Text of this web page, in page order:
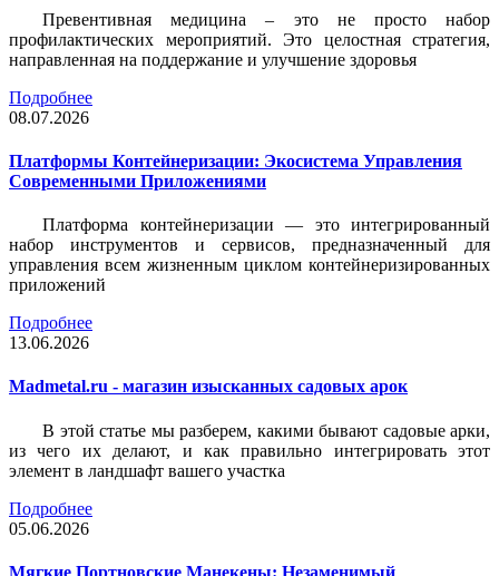
Превентивная медицина – это не просто набор
профилактических мероприятий. Это целостная стратегия,
направленная на поддержание и улучшение здоровья
Подробнее
08.07.2026
Платформы Контейнеризации: Экосистема Управления
Современными Приложениями
Платформа контейнеризации — это интегрированный
набор инструментов и сервисов, предназначенный для
управления всем жизненным циклом контейнеризированных
приложений
Подробнее
13.06.2026
Madmetal.ru - магазин изысканных садовых арок
В этой статье мы разберем, какими бывают садовые арки,
из чего их делают, и как правильно интегрировать этот
элемент в ландшафт вашего участка
Подробнее
05.06.2026
Мягкие Портновские Манекены: Незаменимый